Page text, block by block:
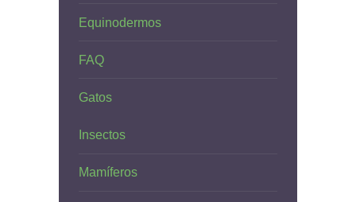
Equinodermos
FAQ
Gatos
Insectos
Mamíferos